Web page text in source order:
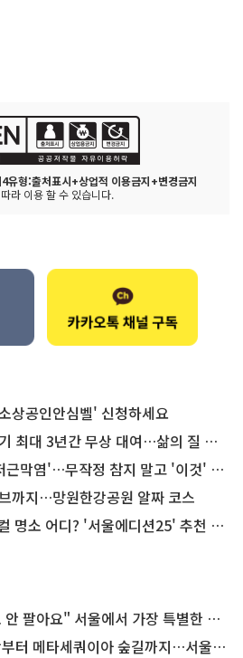
유형:출처표시+상업적 이용금지+변경금지
라 이용 할 수 있습니다.
상공인안심벨' 신청하세요
대 3년간 무상 대여…삶의 질 높인다
염'…무작정 참지 말고 '이것' 해보세요!
까지…망원한강공원 알짜 코스
소 어디? '서울에디션25' 추천 코스
요" 서울에서 가장 특별한 편의점의 정체
타세쿼이아 숲길까지…서울둘레길 15코스